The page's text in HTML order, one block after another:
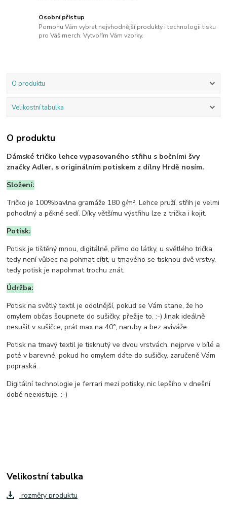
Osobní přístup
Pomohu Vám vybrat nejvhodnější produkty i technologii tisku
pro Váš merch. Vytvořím Vám vzorky.
O produktu
Velikostní tabulka
O produktu
Dámské tričko lehce vypasovaného střihu s bočními švy
značky Adler, s originálním potiskem z dílny Hrdě nosím.
Složení:
Tričko je 100%bavlna gramáže 180 g/m². Lehce pruží, střih je velmi
pohodlný a pěkně sedí. Díky většímu výstřihu lze z trička i kojit.
Potisk:
Potisk je tištěný mnou, digitálně, přímo do látky, u světlého trička
tedy není vůbec na pohmat cítit, u tmavého se tisknou dvě vrstvy,
tedy potisk je napohmat trochu znát.
Údržba:
Potisk na světlý textil je odolnější, pokud se Vám stane, že ho
omylem občas šoupnete do sušičky, přežije to. :-) Jinak ideálně
nesušit v sušičce, prát max na 40°, naruby a bez aviváže.
Potisk na tmavý textil je tisknutý ve dvou vrstvách, nejprve v bílé a
poté v barevné, pokud ho omylem dáte do sušičky, zaručeně Vám
popraská.
Digitální technologie je ferrari mezi potisky, nic lepšího v dnešní
době neexistuje. :-)
Velikostní tabulka
rozměry produktu